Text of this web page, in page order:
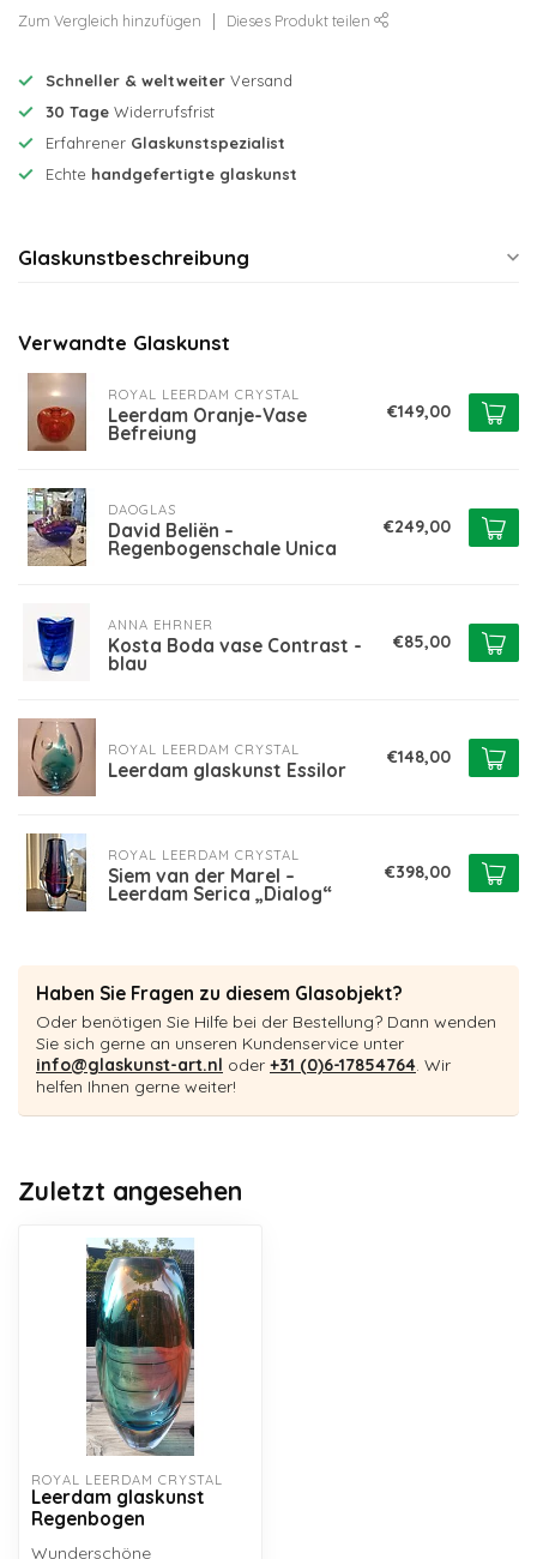
Zum Vergleich hinzufügen Dieses Produkt teilen
Schneller & weltweiter Versand
30 Tage Widerrufsfrist
Erfahrener Glaskunstspezialist
Echte handgefertigte glaskunst
Glaskunstbeschreibung
Verwandte Glaskunst
ROYAL LEERDAM CRYSTAL
Leerdam Oranje-Vase
Befreiung
€149,00
DAOGLAS
David Beliën –
Regenbogenschale Unica
€249,00
ANNA EHRNER
Kosta Boda vase Contrast -
blau
€85,00
ROYAL LEERDAM CRYSTAL
Leerdam glaskunst Essilor
€148,00
ROYAL LEERDAM CRYSTAL
Siem van der Marel –
Leerdam Serica „Dialog“
€398,00
Haben Sie Fragen zu diesem Glasobjekt?
Oder benötigen Sie Hilfe bei der Bestellung? Dann wenden
Sie sich gerne an unseren Kundenservice unter
info@glaskunst-art.nl oder +31 (0)6-17854764. Wir
helfen Ihnen gerne weiter!
Zuletzt angesehen
ROYAL LEERDAM CRYSTAL
Leerdam glaskunst
Regenbogen
Wunderschöne